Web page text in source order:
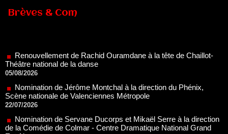
Brèves & Com
05/08/2026
Nomination de Jérôme Montchal à la direction du Phénix,
Scène nationale de Valenciennes Métropole
22/07/2026
Nomination de Servane Ducorps et Mikaël Serre à la direction
de la Comédie de Colmar - Centre Dramatique National Grand
Est Alsace
07/07/2026